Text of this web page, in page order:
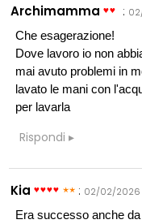
Archimamma :
Che esagerazione!
Dove lavoro io non
mai avuto problemi in
lavato le mani con
per lavarla
Rispondi
Kia : 02/02/2026
Era successo anche